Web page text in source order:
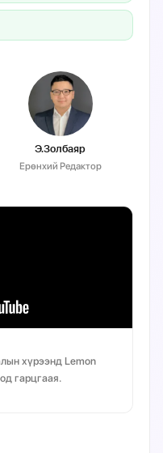
Э.Золбаяр
Ерөнхий Редактор
хүрээнд Lemon
гарцгаая.